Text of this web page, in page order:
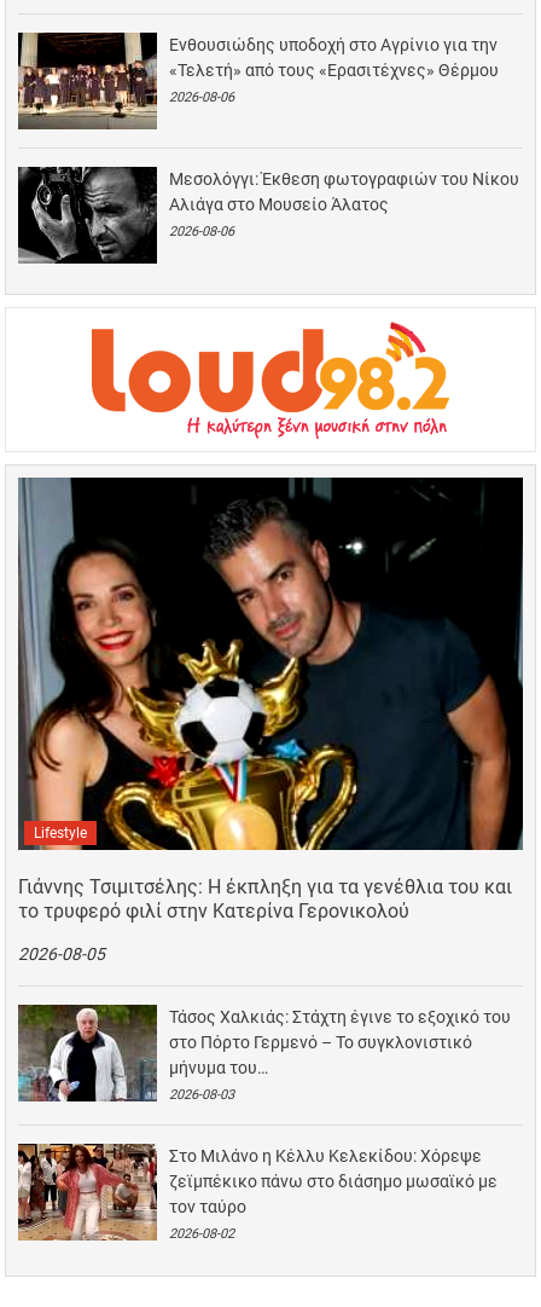
Ενθουσιώδης υποδοχή στο Αγρίνιο για την
«Τελετή» από τους «Ερασιτέχνες» Θέρμου
2026-08-06
Μεσολόγγι: Έκθεση φωτογραφιών του Νίκου
Αλιάγα στο Μουσείο Άλατος
2026-08-06
Lifestyle
Γιάννης Τσιμιτσέλης: Η έκπληξη για τα γενέθλια του και
το τρυφερό φιλί στην Κατερίνα Γερονικολού
2026-08-05
Τάσος Χαλκιάς: Στάχτη έγινε το εξοχικό του
στο Πόρτο Γερμενό – Το συγκλονιστικό
μήνυμα του…
2026-08-03
Στο Μιλάνο η Κέλλυ Κελεκίδου: Χόρεψε
ζεϊμπέκικο πάνω στο διάσημο μωσαϊκό με
τον ταύρο
2026-08-02